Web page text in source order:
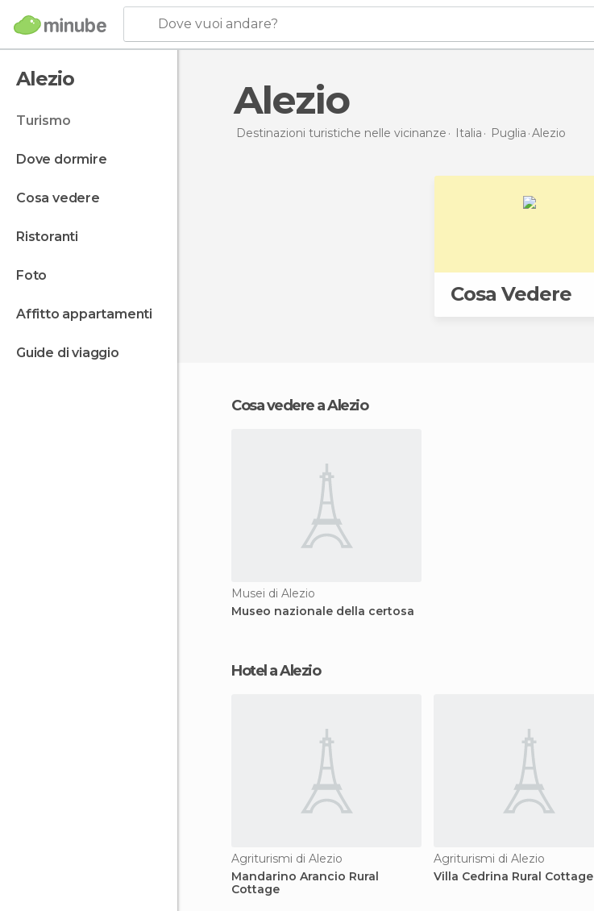
Dove vuoi andare?
Alezio
turismo
dove dormire
cosa vedere
ristoranti
foto
affitto appartamenti
guide di viaggio
Alezio
Destinazioni turistiche nelle vicinanze Italia Puglia Alezio
Cosa Vedere
Cosa vedere a Alezio
Musei di Alezio
Museo nazionale della certosa
Hotel a Alezio
Agriturismi di Alezio
Mandarino Arancio Rural
Cottage
Agriturismi di Alezio
Villa Cedrina Rural Cottage